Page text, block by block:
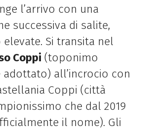
l’arrivo con una
successiva di salite,
Si transita nel
Coppi (toponimo
all’incrocio con
Coppi (città
che dal 2019
il nome). Gli